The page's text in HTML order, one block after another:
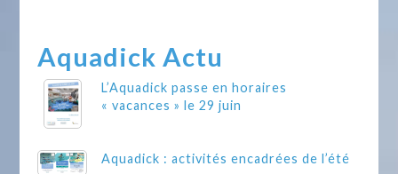
Aquadick Actu
L’Aquadick passe en horaires
« vacances » le 29 juin
Aquadick : activités encadrées de l’été